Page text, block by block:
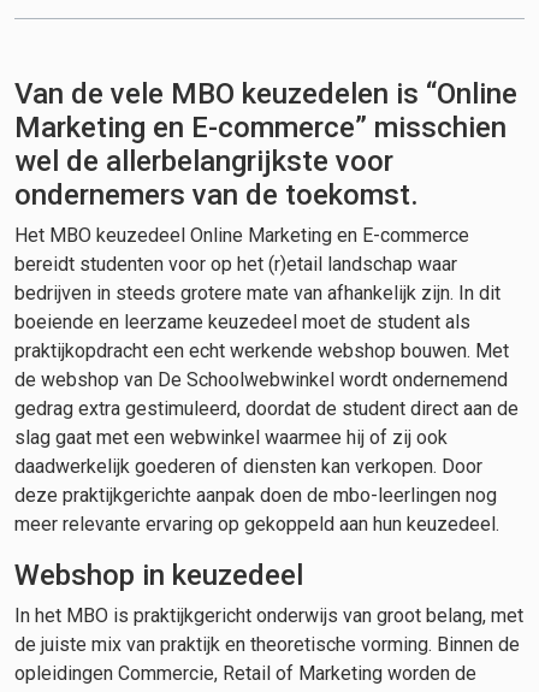
Van de vele MBO keuzedelen is “Online
Marketing en E-commerce” misschien
wel de allerbelangrijkste voor
ondernemers van de toekomst.
Het MBO keuzedeel Online Marketing en E-commerce
bereidt studenten voor op het (r)etail landschap waar
bedrijven in steeds grotere mate van afhankelijk zijn. In dit
boeiende en leerzame keuzedeel moet de student als
praktijkopdracht een echt werkende webshop bouwen. Met
de webshop van De Schoolwebwinkel wordt ondernemend
gedrag extra gestimuleerd, doordat de student direct aan de
slag gaat met een webwinkel waarmee hij of zij ook
daadwerkelijk goederen of diensten kan verkopen. Door
deze praktijkgerichte aanpak doen de mbo-leerlingen nog
meer relevante ervaring op gekoppeld aan hun keuzedeel.
Webshop in keuzedeel
In het MBO is praktijkgericht onderwijs van groot belang, met
de juiste mix van praktijk en theoretische vorming. Binnen de
opleidingen Commercie, Retail of Marketing worden de